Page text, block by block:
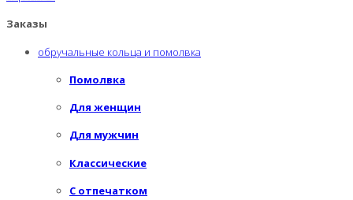
Заказы
обручальные кольца и помолвка
Помолвка
Для женщин
Для мужчин
Классические
С отпечатком